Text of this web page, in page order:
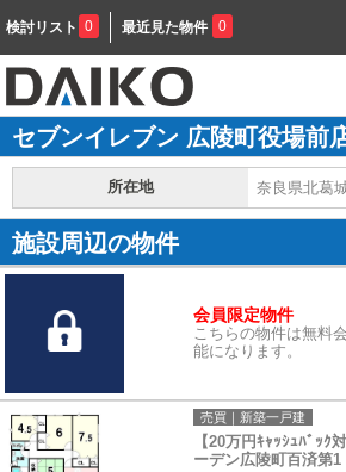
検討リスト 0 最近見た物件 0
セブンイレブン 広陵町役場前
所在地 奈良県北葛
施設周辺の物件
会員限定物件
こちらの物件は無料
能になります。
売買｜新築一戸建
【20万円ｷｬｯｼｭﾊﾞｯｸ
ーデン広陵町百済第